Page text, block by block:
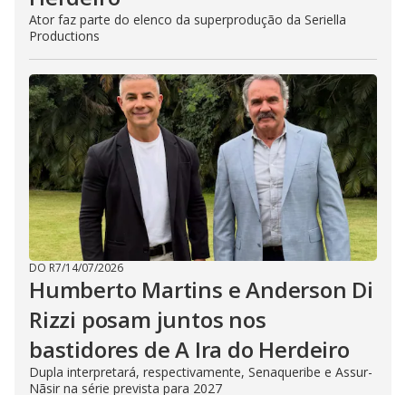
Ator faz parte do elenco da superprodução da Seriella
Productions
DO R7/14/07/2026
Humberto Martins e Anderson Di
Rizzi posam juntos nos
bastidores de A Ira do Herdeiro
Dupla interpretará, respectivamente, Senaqueribe e Assur-
Nãsir na série prevista para 2027